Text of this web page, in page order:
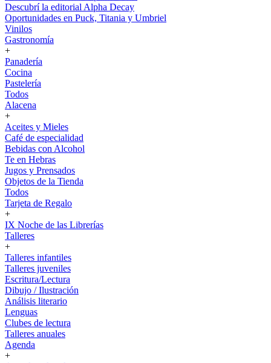
Descubrí la editorial Alpha Decay
Oportunidades en Puck, Titania y Umbriel
Vinilos
Gastronomía
+
Panadería
Cocina
Pastelería
Todos
Alacena
+
Aceites y Mieles
Café de especialidad
Bebidas con Alcohol
Te en Hebras
Jugos y Prensados
Objetos de la Tienda
Todos
Tarjeta de Regalo
+
IX Noche de las Librerías
Talleres
+
Talleres infantiles
Talleres juveniles
Escritura/Lectura
Dibujo / Ilustración
Análisis literario
Lenguas
Clubes de lectura
Talleres anuales
Agenda
+